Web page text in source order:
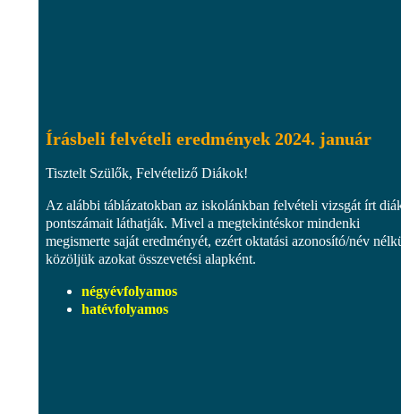
Írásbeli felvételi eredmények 2024. január
Tisztelt Szülők, Felvételiző Diákok!
Az alábbi táblázatokban az iskolánkban felvételi vizsgát írt
pontszámait láthatják. Mivel a megtekintéskor mindenki
megismerte saját eredményét, ezért oktatási azonosító/név
közöljük azokat összevetési alapként.
négyévfolyamos
hatévfolyamos